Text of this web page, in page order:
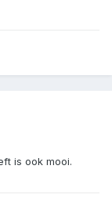
is ook mooi.